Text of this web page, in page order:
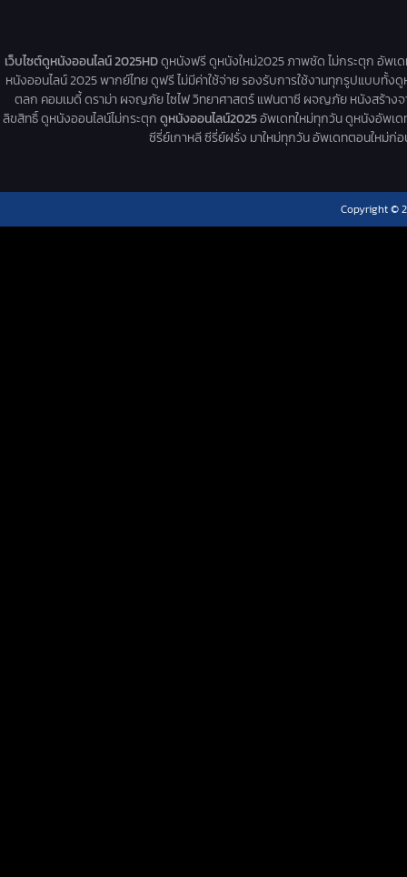
เว็บไซต์ดูหนังออนไลน์ 2025HDดูหนังฟรี ดูหนังใหม่2025 ภาพชัด ไม่กระตุก อัพเ
หนังออนไลน์ 2025 พากย์ไทย ดูฟรี ไม่มีค่าใช้จ่าย รองรับการใช้งานทุกรูปแบบทั้
ตลก คอมเมดี้ ดราม่า ผจญภัย ไซไฟ วิทยาศาสตร์ แฟนตาซี ผจญภัย หนังสร้างจ
ลิขสิทธิ์ ดูหนังออนไลน์ไม่กระตุกดูหนังออนไลน์2025อัพเดทใหม่ทุกวัน ดูหนังอัพเด
ซีรี่ย์เกาหลี ซีรี่ย์ฝรั่ง มาใหม่ทุกวัน อัพเดทตอนใหม่ก่
Copyright ©